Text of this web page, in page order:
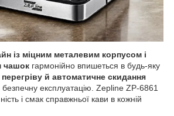
із міцним металевим корпусом і
чашок гармонійно впишеться в будь-яку
перегріву й автоматичне скидання
експлуатацію. Zepline ZP-6861
і смак справжньої кави в кожній